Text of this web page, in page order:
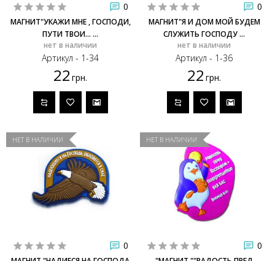
0
МАГНИТ"УКАЖИ МНЕ , ГОСПОДИ,
ПУТИ ТВОИ... ...
нет в наличии
Артикул - 1-34
22 грн.
0
МАГНИТ"Я И ДОМ МОЙ БУДЕМ
СЛУЖИТЬ ГОСПОДУ ...
нет в наличии
Артикул - 1-36
22 грн.
НЕТ В НАЛИЧИИ
0
НЕТ В НАЛИЧИИ
0